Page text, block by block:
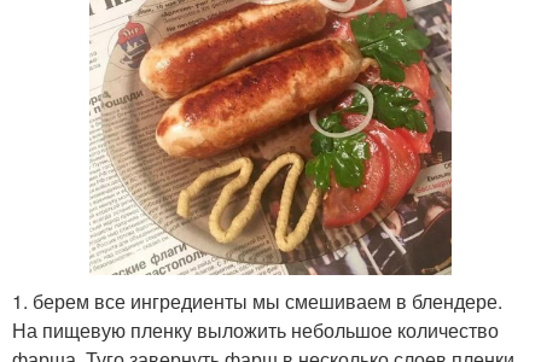
1. берем все ингредиенты мы смешиваем в блендере.
На пищевую пленку выложить небольшое количество